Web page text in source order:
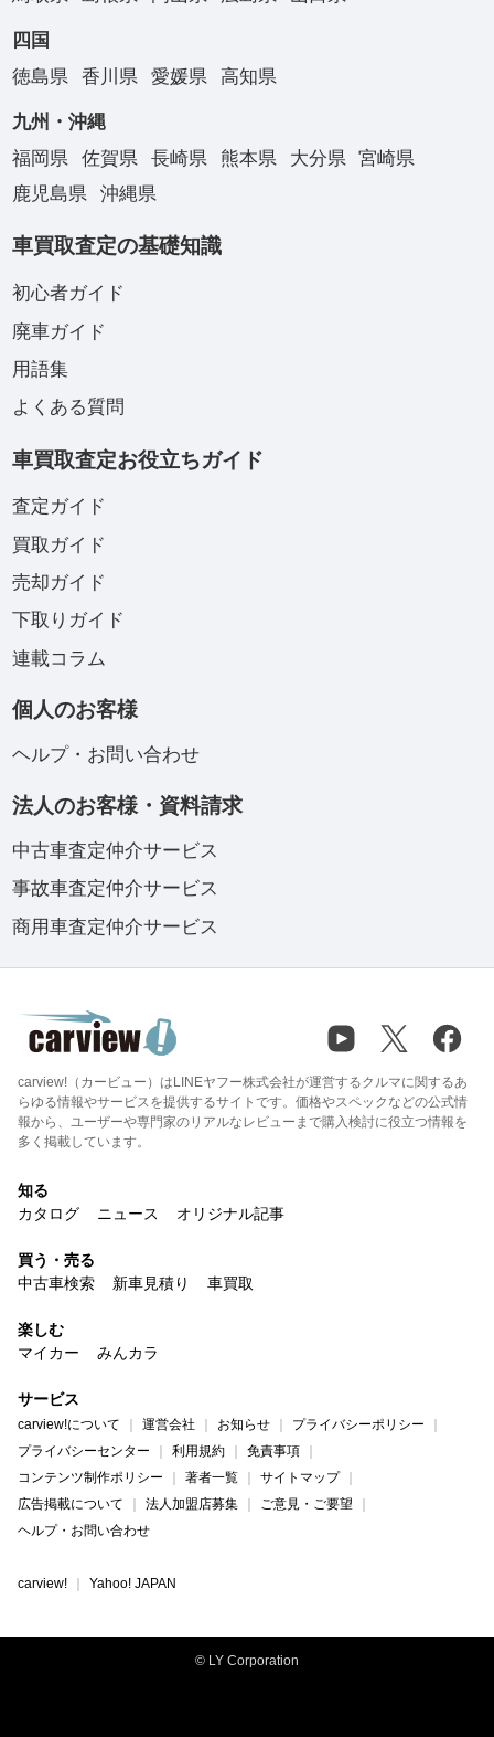
四国
徳島県
香川県 愛媛県 高知県
九州・沖縄
福岡県
佐賀県 長崎県 熊本県 大分県
宮崎県
鹿児島県
沖縄県
車買取査定の基礎知識
初心者ガイド
廃車ガイド
用語集
よくある質問
車買取査定お役立ちガイド
査定ガイド
買取ガイド
売却ガイド
下取りガイド
連載コラム
個人のお客様
ヘルプ・お問い合わせ
法人のお客様・資料請求
中古車査定仲介サービス
事故車査定仲介サービス
商用車査定仲介サービス
carview!（カービュー）はLINEヤフー株式会社が運営するクルマに関するあ
らゆる情報やサービスを提供するサイトです。価格やスペックなどの公式情
報から、ユーザーや専門家のリアルなレビューまで購入検討に役立つ情報を
多く掲載しています。
知る
カタログ
ニュース オリジナル記事
買う・売る
中古車検索
新車見積り 車買取
楽しむ
マイカー
みんカラ
サービス
carview!について 運営会社 お知らせ
プライバシーポリシー
プライバシーセンター
利用規約
免責事項
コンテンツ制作ポリシー
著者一覧
サイトマップ
広告掲載について
法人加盟店募集
ご意見・ご要望
ヘルプ・お問い合わせ
carview! Yahoo! JAPAN
© LY Corporation